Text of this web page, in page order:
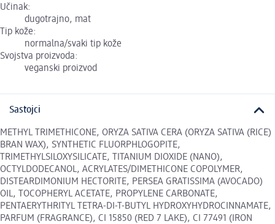
Učinak:
dugotrajno, mat
Tip kože:
normalna/svaki tip kože
Svojstva proizvoda:
veganski proizvod
Sastojci
METHYL TRIMETHICONE, ORYZA SATIVA CERA (ORYZA SATIVA (RICE)
BRAN WAX), SYNTHETIC FLUORPHLOGOPITE,
TRIMETHYLSILOXYSILICATE, TITANIUM DIOXIDE (NANO),
OCTYLDODECANOL, ACRYLATES/DIMETHICONE COPOLYMER,
DISTEARDIMONIUM HECTORITE, PERSEA GRATISSIMA (AVOCADO)
OIL, TOCOPHERYL ACETATE, PROPYLENE CARBONATE,
PENTAERYTHRITYL TETRA-DI-T-BUTYL HYDROXYHYDROCINNAMATE,
PARFUM (FRAGRANCE), CI 15850 (RED 7 LAKE), CI 77491 (IRON